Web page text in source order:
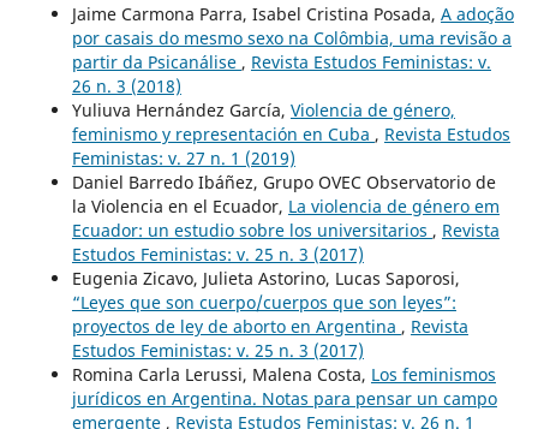
Jaime Carmona Parra, Isabel Cristina Posada, A adoção
por casais do mesmo sexo na Colômbia, uma revisão a
partir da Psicanálise , Revista Estudos Feministas: v.
26 n. 3 (2018)
Yuliuva Hernández García, Violencia de género,
feminismo y representación en Cuba , Revista Estudos
Feministas: v. 27 n. 1 (2019)
Daniel Barredo Ibáñez, Grupo OVEC Observatorio de
la Violencia en el Ecuador, La violencia de género em
Ecuador: un estudio sobre los universitarios , Revista
Estudos Feministas: v. 25 n. 3 (2017)
Eugenia Zicavo, Julieta Astorino, Lucas Saporosi,
“Leyes que son cuerpo/cuerpos que son leyes”:
proyectos de ley de aborto en Argentina , Revista
Estudos Feministas: v. 25 n. 3 (2017)
Romina Carla Lerussi, Malena Costa, Los feminismos
jurídicos en Argentina. Notas para pensar un campo
emergente , Revista Estudos Feministas: v. 26 n. 1